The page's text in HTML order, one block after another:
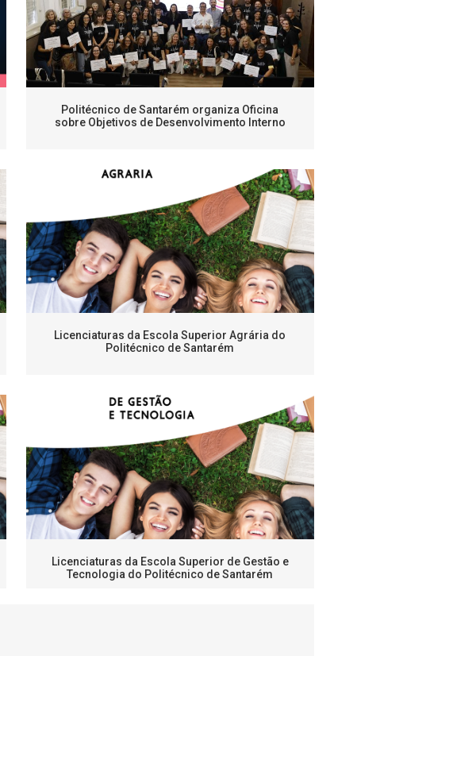
Politécnico de Santarém organiza Oficina
sobre Objetivos de Desenvolvimento Interno
Licenciaturas da Escola Superior Agrária do
Politécnico de Santarém
Licenciaturas da Escola Superior de Gestão e
Tecnologia do Politécnico de Santarém